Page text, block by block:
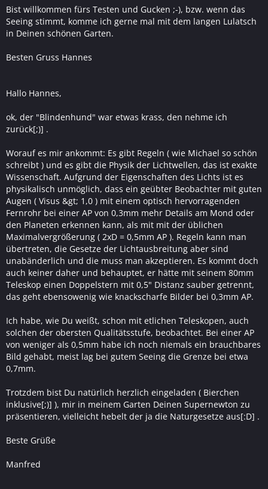
Bist willkommen fürs Testen und Gucken ;-), bzw. wenn das
Seeing stimmt, komme ich gerne mal mit dem langen Lulatsch
in Deinen schönen Garten.
Besten Gruss Hannes
Hallo Hannes,
ok, der "Blindenhund" war etwas krass, den nehme ich
zurück[;)] .
Worauf es mir ankommt: Es gibt Regeln ( wie Michael so schön
schreibt ) und es gibt die Physik der Lichtwellen, das ist exakte
Wissenschaft. Aufgrund der Eigenschaften des Lichts ist es
physikalisch unmöglich, dass ein geübter Beobachter mit guten
Augen ( Visus &gt; 1,0 ) mit einem optisch hervorragenden
Fernrohr bei einer AP von 0,3mm mehr Details am Mond oder
den Planeten erkennen kann, als mit mit der üblichen
Maximalvergrößerung ( 2xD = 0,5mm AP ). Regeln kann man
übertreten, die Gesetze der Lichtausbreitung aber sind
unabänderlich und die muss man akzeptieren. Es kommt doch
auch keiner daher und behauptet, er hätte mit seinem 80mm
Teleskop einen Doppelstern mit 0,5" Distanz sauber getrennt,
das geht ebensowenig wie knackscharfe Bilder bei 0,3mm AP.
Ich habe, wie Du weißt, schon mit etlichen Teleskopen, auch
solchen der obersten Qualitätsstufe, beobachtet. Bei einer AP
von weniger als 0,5mm habe ich noch niemals ein brauchbares
Bild gehabt, meist lag bei gutem Seeing die Grenze bei etwa
0,7mm.
Trotzdem bist Du natürlich herzlich eingeladen ( Bierchen
inklusive[;)] ), mir in meinem Garten Deinen Supernewton zu
präsentieren, vielleicht hebelt der ja die Naturgesetze aus[:D] .
Beste Grüße
Manfred